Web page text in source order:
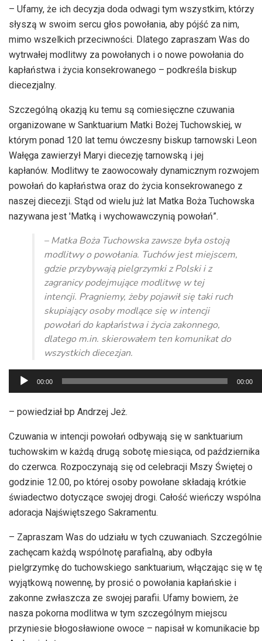
– Ufamy, że ich decyzja doda odwagi tym wszystkim, którzy
słyszą w swoim sercu głos powołania, aby pójść za nim,
mimo wszelkich przeciwności. Dlatego zapraszam Was do
wytrwałej modlitwy za powołanych i o nowe powołania do
kapłaństwa i życia konsekrowanego – podkreśla biskup
diecezjalny.
Szczególną okazją ku temu są comiesięczne czuwania
organizowane w Sanktuarium Matki Bożej Tuchowskiej, w
którym ponad 120 lat temu ówczesny biskup tarnowski Leon
Wałęga zawierzył Maryi diecezję tarnowską i jej
kapłanów. Modlitwy te zaowocowały dynamicznym rozwojem
powołań do kapłaństwa oraz do życia konsekrowanego z
naszej diecezji. Stąd od wielu już lat Matka Boża Tuchowska
nazywana jest 'Matką i wychowawczynią powołań”.
– Matka Boża Tuchowska zawsze była ostoją
modlitwy o powołania. Tuchów jest miejscem,
gdzie przybywają pielgrzymki z Polski i z
zagranicy podejmujące modlitwę w tej
intencji. Pragniemy, żeby pojawił się taki ruch
skupiający osoby modlące się w intencji
powołań do kapłaństwa i życia zakonnego,
dlatego m.in. skierowałem ten komunikat do
wszystkich diecezjan.
Odtwarzacz
plików
dźwiękowych
00:00 00:00
– powiedział bp Andrzej Jeż.
Czuwania w intencji powołań odbywają się w sanktuarium
tuchowskim w każdą drugą sobotę miesiąca, od października
do czerwca. Rozpoczynają się od celebracji Mszy Świętej o
godzinie 12.00, po której osoby powołane składają krótkie
świadectwo dotyczące swojej drogi. Całość wieńczy wspólna
adoracja Najświętszego Sakramentu.
– Zapraszam Was do udziału w tych czuwaniach. Szczególnie
zachęcam każdą wspólnotę parafialną, aby odbyła
pielgrzymkę do tuchowskiego sanktuarium, włączając się w tę
wyjątkową nowennę, by prosić o powołania kapłańskie i
zakonne zwłaszcza ze swojej parafii. Ufamy bowiem, że
nasza pokorna modlitwa w tym szczególnym miejscu
przyniesie błogosławione owoce – napisał w komunikacie bp